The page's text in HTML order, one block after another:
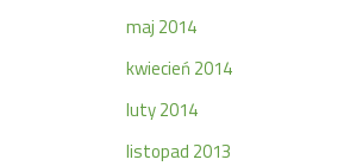
maj 2014
kwiecień 2014
luty 2014
listopad 2013